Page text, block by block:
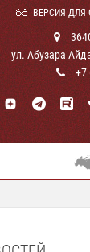
ВЕРСИЯ
ул. Абузара
+7